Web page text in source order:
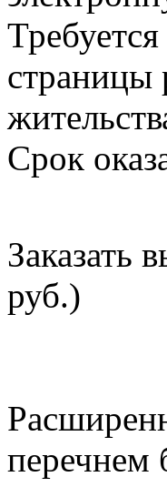
страницы
Срок
Заказать
руб.)
перечнем